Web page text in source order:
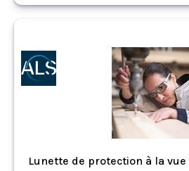
Lunette de protection à la